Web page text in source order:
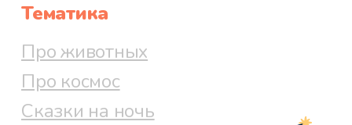
Тематика
Про животных
Про космос
Сказки на ночь